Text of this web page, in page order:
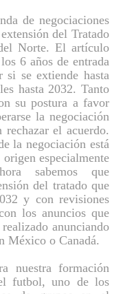
de negociaciones
del Tratado
Norte. El artículo
6 años de entrada
si se extiende hasta
hasta 2032. Tanto
su postura a favor
la negociación
el acuerdo.
la negociación está
especialmente
sabemos que
del tratado que
y con revisiones
los anuncios que
anunciando
México o Canadá.
nuestra formación
futbol, uno de los